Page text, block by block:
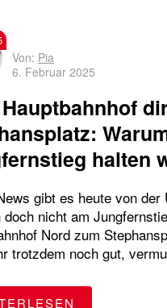
halten
Von: Pia
6. Februar 2025
gibt es heute von
doch nicht am
Nord zum
trotzdem noch gut,